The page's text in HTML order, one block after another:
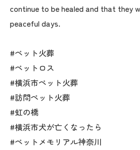
continue to be healed and that they
peaceful days.
#ペット火葬
#ペットロス
#横浜市ペット火葬
#訪問ペット火葬
#虹の橋
#横浜市犬が亡くなったら
#ペットメモリアル神奈川